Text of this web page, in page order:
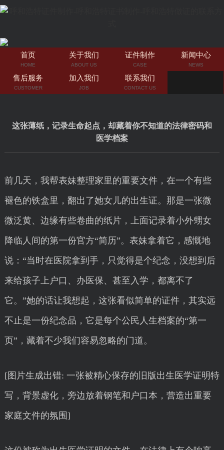
首页
HOME
关于我们
ABOUT US
证件制作
CASE
新闻中心
NEWS
售后服务
CUSTOMER
加入我们
JOB
联系我们
CONTACT US
这张薄纸，记录生命起点，却藏着你不知道的法律密码和
医学档案
前几天，我帮表妹整理家里的重要文件，在一个有些
褪色的铁盒里，翻出了她女儿的出生证。那是一张微
微泛黄、边缘有些卷曲的纸片，上面记录着小外甥女
降临人间的第一份官方“简历”。表妹拿着它，感慨地
说：“当时在医院拿到手，只觉得是个纪念，没想到后
来给孩子上户口、办医保、甚至入学，都离不了
它。”她的话让我想起，这张看似简单的证件，其实远
不止是一份纪念品，它是每个公民人生档案的“第一
页”，藏着不少我们容易忽略的门道。
[图片生成出错: 一张被精心保存的旧版出生医学证明特
写，背景虚化，旁边放着钢笔和户口本，营造出重要
家庭文件的氛围]